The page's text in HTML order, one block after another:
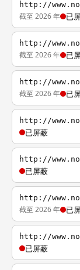
http://
截至 2026 年 已
http://
截至 2026 年 已
http://
截至 2026 年 已
http://
已屏蔽
http://
已屏蔽
http://
截至 2026 年 已
http://
已屏蔽